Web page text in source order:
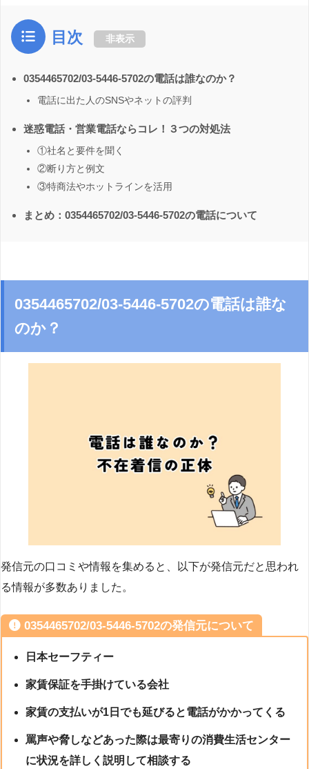
目次 非表示
0354465702/03-5446-5702の電話は誰なのか？
電話に出た人のSNSやネットの評判
迷惑電話・営業電話ならコレ！３つの対処法
①社名と要件を聞く
②断り方と例文
③特商法やホットラインを活用
まとめ：0354465702/03-5446-5702の電話について
0354465702/03-5446-5702の電話は誰な
のか？
発信元の口コミや情報を集めると、以下が発信元だと思われ
る情報が多数ありました。
0354465702/03-5446-5702の発信元について
日本セーフティー
家賃保証を手掛けている会社
家賃の支払いが1日でも延びると電話がかかってくる
罵声や脅しなどあった際は最寄りの消費生活センター
に状況を詳しく説明して相談する